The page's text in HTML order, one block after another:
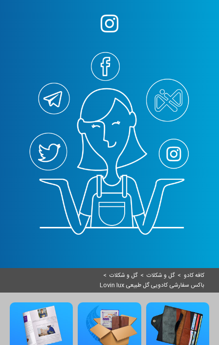
کافه کادو >گل و شکلات >گل و شکلات >
باکس سفارشی کادویی گل طبیعی Lovin lux